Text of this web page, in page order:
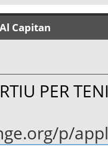
Capitan
PER
p/